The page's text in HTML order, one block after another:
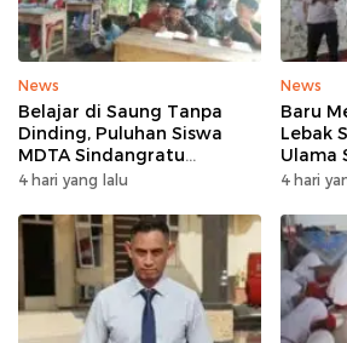
News
Belajar di Saung Tanpa
Dinding, Puluhan Siswa
MDTA Sindangratu
Panggarangan Bertahan
4 hari yang lalu
News
Baru
Lebak
Ulama
4 hari